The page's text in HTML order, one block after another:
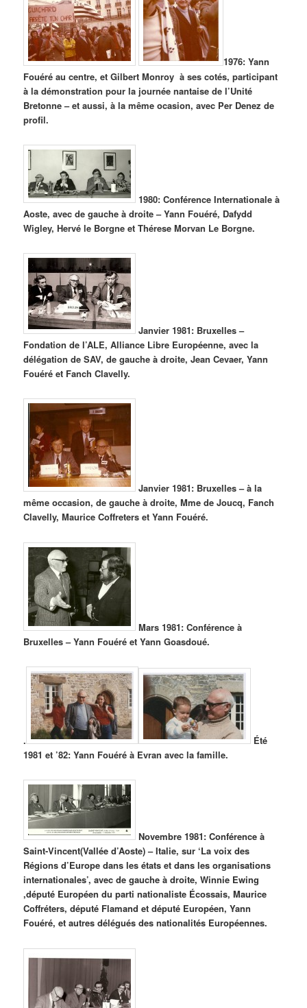
1976: Yann
Fouéré au centre, et Gilbert Monroy à ses cotés, participant
à la démonstration pour la journée nantaise de l’Unité
Bretonne – et aussi, à la même ocasion, avec Per Denez de
profil.
1980: Conférence Internationale à
Aoste, avec de gauche à droite – Yann Fouéré, Dafydd
Wigley, Hervé le Borgne et Thérese Morvan Le Borgne.
Janvier 1981: Bruxelles –
Fondation de l’ALE, Alliance Libre Européenne, avec la
délégation de SAV, de gauche à droite, Jean Cevaer, Yann
Fouéré et Fanch Clavelly.
Janvier 1981: Bruxelles – à la
même occasion, de gauche à droite, Mme de Joucq, Fanch
Clavelly, Maurice Coffreters et Yann Fouéré.
Mars 1981: Conférence à
Bruxelles – Yann Fouéré et Yann Goasdoué.
.
Été
1981 et ’82: Yann Fouéré à Evran avec la famille.
Novembre 1981: Conférence à
Saint-Vincent(Vallée d’Aoste) – Italie, sur ‘La voix des
Régions d’Europe dans les états et dans les organisations
internationales’, avec de gauche à droite, Winnie Ewing
,député Européen du parti nationaliste Écossais, Maurice
Coffréters, député Flamand et député Européen, Yann
Fouéré, et autres délégués des nationalités Européennes.